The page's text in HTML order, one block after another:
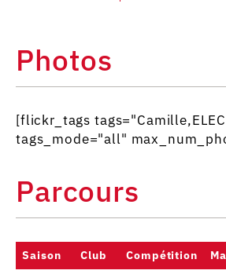
Photos
[flickr_tags
tags_mode="all"
Parcours
Saison Club Compétition